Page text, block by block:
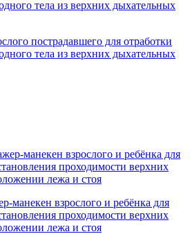
пострадавшего для отработки
тела из верхних дыхательных
манекен взрослого и ребёнка для
проходимости верхних
лежа и стоя